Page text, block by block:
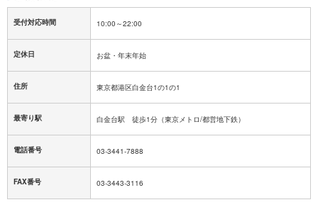
受付対応時間
定休日
住所 東京都港区白金台1の1の1
最寄り駅 白金台駅 徒歩1分（東京メトロ/都営地下鉄）
電話番号 03-3441-7888
FAX番号 03-3443-3116